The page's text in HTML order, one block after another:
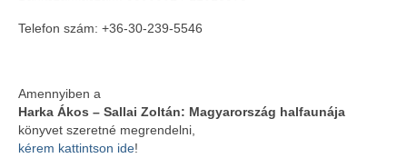
Telefon szám: +36-30-239-5546
Amennyiben a
Harka Ákos – Sallai Zoltán: Magyarország halfaunája
könyvet szeretné megrendelni,
kérem kattintson ide!